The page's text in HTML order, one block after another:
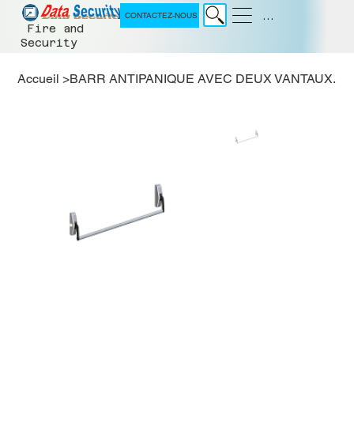
Fire and
Security
Menu
CONTACTEZ-NOUS
Accueil >BARR ANTIPANIQUE AVEC DEUX VANTAUX.